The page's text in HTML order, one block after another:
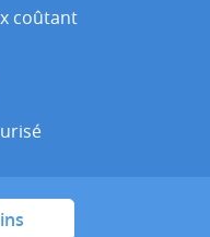
coûtant